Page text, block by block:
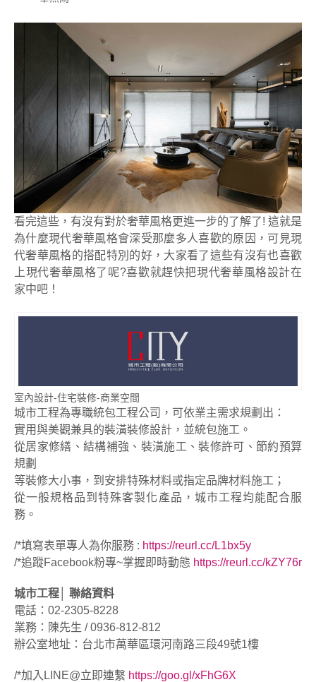
看完這些，有沒有對於奢華風格更進一步的了解了! 這就是
為什麼現代奢華風格會深受那麼多人喜歡的原因，可見現
代奢華風格的搭配特別的好，大家看了這些有沒有也喜歡
上現代奢華風格了呢?喜歡就趕快把現代奢華風格設計在
家中吧！
室內設計-住宅裝修-商業空間
城市工程為專職統包工程公司，可依業主需求規劃出：
實用與美觀兼具的裝潢裝修設計，並統包施工。
從居家修繕、結構補強、裝潢施工、裝修許可、節約預算
規劃
等裝修大小事，到安排特殊材料或指定品牌材料施工；
從一般規格品到特殊客製化產品，城市工程均能配合服
務。
/*填寫表單專人為你服務 : https://reurl.cc/L1bx5y
/*追蹤Facebook粉專~掌握即時動態 https://reurl.cc/kZY76r
城市工程│ 聯絡資料
電話：02-2305-8228
業務：陳先生 / 0936-812-812
辦公室地址：台北市萬華區環河南路三段49號1樓
/*加入LINE@立即連繫 https://goo.gl/xFhG6X